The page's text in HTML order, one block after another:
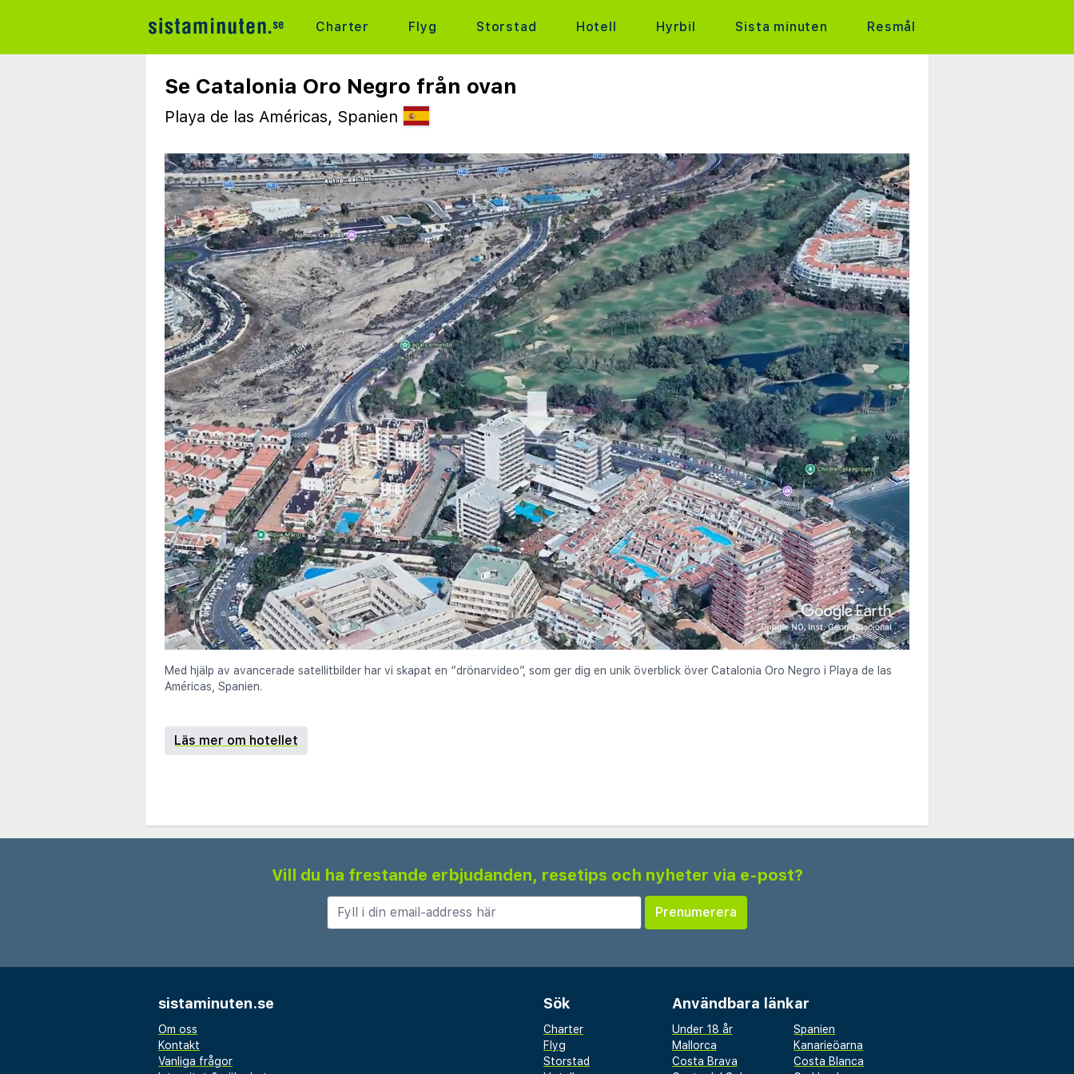
Charter Flyg Storstad Hotell Hyrbil Sista minuten Resmål
Se Catalonia Oro Negro från ovan
Playa de las Américas, Spanien
Med hjälp av avancerade satellitbilder har vi skapat en “drönarvideo”, som ger dig en unik överblick över Catalonia Oro Negro i Playa de las
Américas, Spanien.
Läs mer om hotellet
Vill du ha frestande erbjudanden, resetips och nyheter via e-post?
sistaminuten.se
Om oss
Kontakt
Vanliga frågor
Sök
Charter
Flyg
Storstad
Användbara länkar
Under 18 år
Spanien
Mallorca
Kanarieöarna
Costa Brava
Costa Blanca